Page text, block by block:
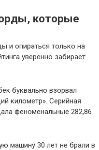
которые
и опираться только на
уверенно забирает
буквально взорвал
километр». Серийная
феноменальные 282,86
машину 30 лет не брали в